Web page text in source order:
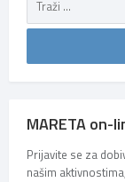
MARETA on-
Prijavite se za
našim